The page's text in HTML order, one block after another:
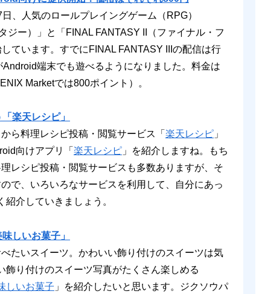
、人気のロールプレイングゲーム（RPG）
ジー）」と「FINAL FANTASY II（ファイナル・フ
ています。すでにFINAL FANTASY IIIの配信は行
端末でも遊べるようになりました。料金は
Marketでは800ポイント）。
楽天レシピ」
から料理レシピ投稿・閲覧サービス「 楽天レシピ 」
向けアプリ「 楽天レシピ 」を紹介しますね。もち
レシピ投稿・閲覧サービスも多数ありますが、そ
で、いろいろなサービスを利用して、自分にあっ
介していきましょう。
しいお菓子」
たいスイーツ。かわいい飾り付けのスイーツは気
り付けのスイーツ写真がたくさん楽しめる
しいお菓子 」を紹介したいと思います。ジクソウパ